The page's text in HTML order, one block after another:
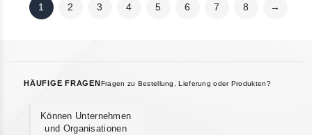
1 2 3 4 5 6 7 8 →
HÄUFIGE FRAGENFragen zu Bestellung, Lieferung oder Produkten?
Können Unternehmen
und Organisationen